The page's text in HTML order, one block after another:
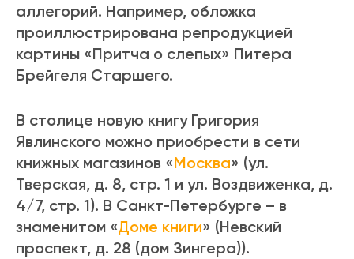
аллегорий. Например, обложка
проиллюстрирована репродукцией
картины «Притча о слепых» Питера
Брейгеля Старшего.
В столице новую книгу Григория
Явлинского можно приобрести в сети
книжных магазинов «Москва» (ул.
Тверская, д. 8, стр. 1 и ул. Воздвиженка, д.
4/7, стр. 1). В Санкт-Петербурге – в
знаменитом «Доме книги» (Невский
проспект, д. 28 (дом Зингера)).